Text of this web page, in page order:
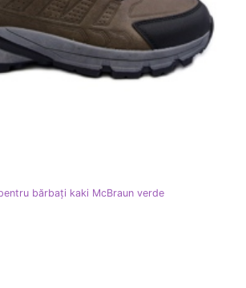
bărbați kaki McBraun verde